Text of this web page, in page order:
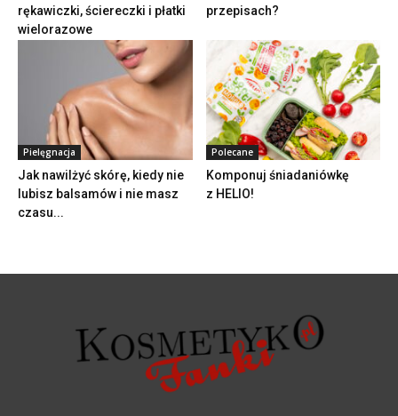
rękawiczki, ściereczki i płatki
wielorazowe
przepisach?
Pielęgnacja
Jak nawilżyć skórę, kiedy nie
lubisz balsamów i nie masz
czasu...
Polecane
Komponuj śniadaniówkę
z HELIO!